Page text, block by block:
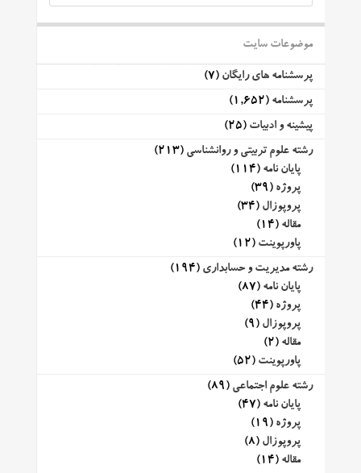
موضوعات سایت
پرسشنامه های رایگان (7)
پرسشنامه (1,652)
پیشینه و ادبیات (25)
رشته علوم تربیتی و روانشناسی (213)
پایان نامه (114)
پروژه (39)
پروپوزال (34)
مقاله (14)
پاورپوینت (12)
رشته مدیریت و حسابداری (194)
پایان نامه (87)
پروژه (44)
پروپوزال (9)
مقاله (2)
پاورپوینت (52)
رشته علوم اجتماعی (89)
پایان نامه (47)
پروژه (19)
پروپوزال (8)
مقاله (14)